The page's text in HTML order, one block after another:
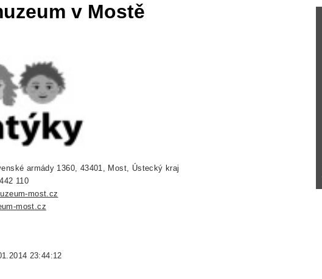
v Mostě
armády 1360, 43401, Most, Ústecký kraj
110
most.cz
most.cz
23:44:12